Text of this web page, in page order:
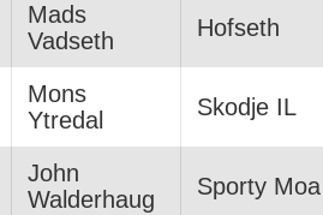
Mads
Vadseth
Hofseth
Mons
Ytredal
Skodje IL
John
Walderhaug
Sporty Moa